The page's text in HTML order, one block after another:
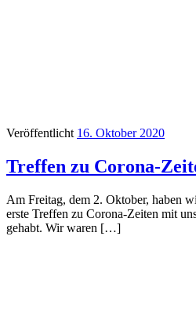
Veröffentlicht 16. Oktober 2020
Treffen zu Corona-
Am Freitag, dem 2. Oktober, haben
erste Treffen zu Corona-Zeiten mit
gehabt. Wir waren […]